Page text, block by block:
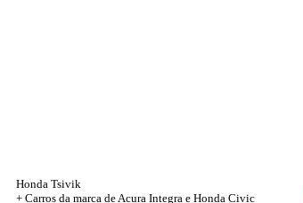
Honda Tsivik
+ Carros da marca de Acura Integra e Honda Civic